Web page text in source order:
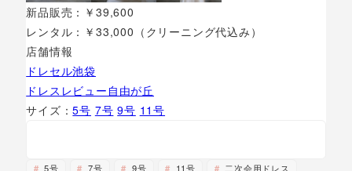
新品販売：￥39,600
レンタル：￥33,000（クリーニング代込み）
店舗情報
ドレセル池袋
ドレスレビュー自由が丘
サイズ：5号 7号 9号 11号
5号 7号 9号 11号
二次会用ドレス